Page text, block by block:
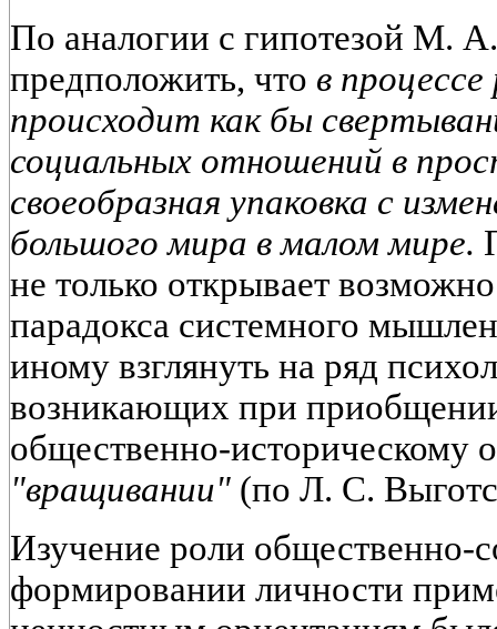
По аналогии с гипотезой М.
предположить, что в
происходит как бы
социальных отношений в
своеобразная упаковка с
большого мира в малом мире.
не только открывает
парадокса системного
иному взглянуть на ряд
возникающих при
общественно-историческому
"вращивании" (по Л. С.
Изучение роли общественно-
формировании личности